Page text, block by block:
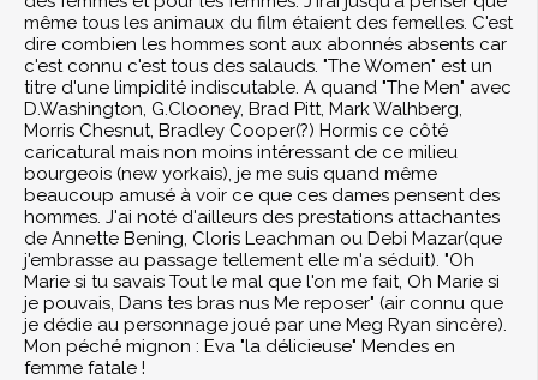
même tous les animaux du film étaient des femelles. C'est
dire combien les hommes sont aux abonnés absents car
c'est connu c'est tous des salauds. "The Women" est un
titre d'une limpidité indiscutable. A quand "The Men" avec
D.Washington, G.Clooney, Brad Pitt, Mark Walhberg,
Morris Chesnut, Bradley Cooper(?) Hormis ce côté
caricatural mais non moins intéressant de ce milieu
bourgeois (new yorkais), je me suis quand même
beaucoup amusé à voir ce que ces dames pensent des
hommes. J'ai noté d'ailleurs des prestations attachantes
de Annette Bening, Cloris Leachman ou Debi Mazar(que
j'embrasse au passage tellement elle m'a séduit). "Oh
Marie si tu savais Tout le mal que l'on me fait, Oh Marie si
je pouvais, Dans tes bras nus Me reposer" (air connu que
je dédie au personnage joué par une Meg Ryan sincère).
Mon péché mignon : Eva "la délicieuse" Mendes en
femme fatale !